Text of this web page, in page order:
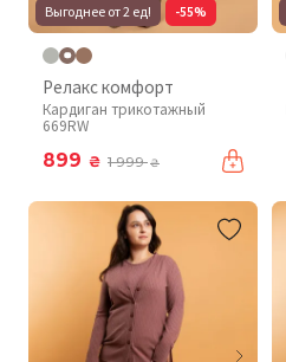
Выгоднее от 2 ед! -55%
Релакс комфорт
Кардиган трикотажный
669RW
899 ₴ 1 999₴